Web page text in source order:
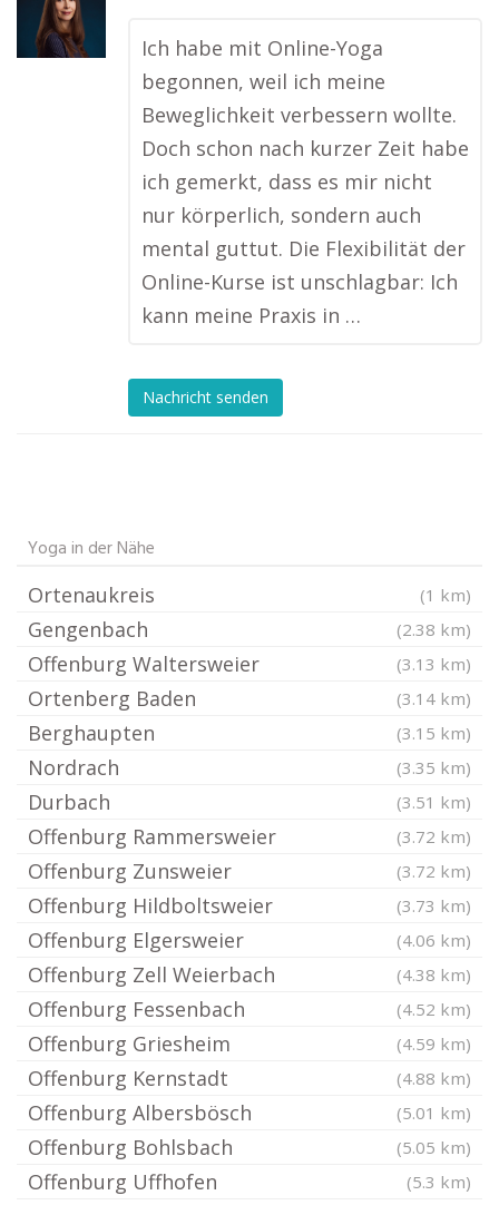
Ich habe mit Online-Yoga
begonnen, weil ich meine
Beweglichkeit verbessern wollte.
Doch schon nach kurzer Zeit habe
ich gemerkt, dass es mir nicht
nur körperlich, sondern auch
mental guttut. Die Flexibilität der
Online-Kurse ist unschlagbar: Ich
kann meine Praxis in …
Nachricht senden
Yoga in der Nähe
Ortenaukreis (1 km)
Gengenbach (2.38 km)
Offenburg Waltersweier (3.13 km)
Ortenberg Baden (3.14 km)
Berghaupten (3.15 km)
Nordrach (3.35 km)
Durbach (3.51 km)
Offenburg Rammersweier (3.72 km)
Offenburg Zunsweier (3.72 km)
Offenburg Hildboltsweier (3.73 km)
Offenburg Elgersweier (4.06 km)
Offenburg Zell Weierbach (4.38 km)
Offenburg Fessenbach (4.52 km)
Offenburg Griesheim (4.59 km)
Offenburg Kernstadt (4.88 km)
Offenburg Albersbösch (5.01 km)
Offenburg Bohlsbach (5.05 km)
Offenburg Uffhofen (5.3 km)